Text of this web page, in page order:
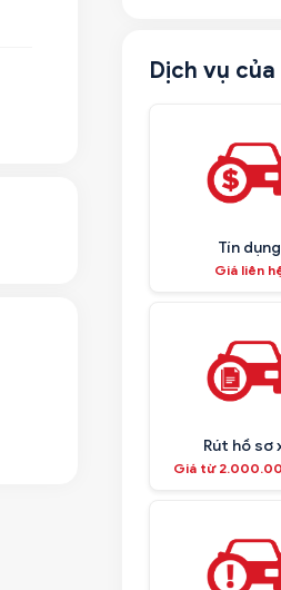
Dịch vụ của
Tín dụng
Giá liên
Rút hồ sơ
Giá từ